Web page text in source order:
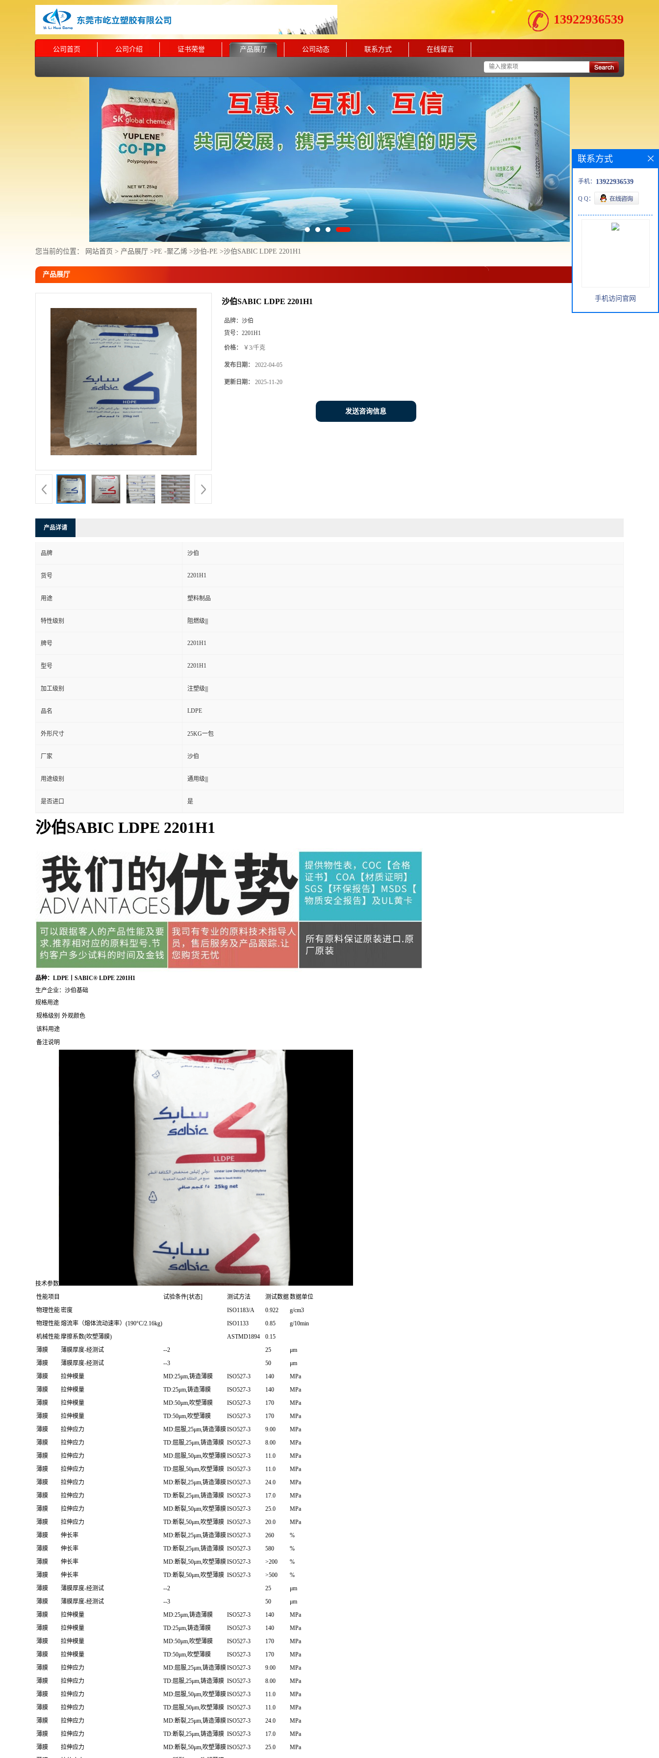
13922936539
公司首页 公司介绍 证书荣誉 产品展厅 公司动态 联系方式 在线留言
您当前的位置： 网站首页 > 产品展厅 >PE -聚乙烯 >沙伯-PE >沙伯SABIC LDPE 2201H1
产品展厅
沙伯SABIC LDPE 2201H1
品牌： 沙伯
货号： 2201H1
价格： ￥3/千克
发布日期： 2022-04-05
更新日期： 2025-11-20
发送咨询信息
产品详请
品牌 沙伯
货号 2201H1
用途 塑料制品
特性级别 阻燃级|||
牌号 2201H1
型号 2201H1
加工级别 注塑级|||
品名 LDPE
外形尺寸 25KG一包
厂家 沙伯
用途级别 通用级|||
是否进口 是
沙伯SABIC LDPE 2201H1
品种：LDPE丨SABIC® LDPE 2201H1
生产企业：沙伯基础
规格用途
规格级别 外观颜色
该料用途
备注说明
技术参数
性能项目
试验条件[状态] 测试方法 测试数据数据单位
物理性能密度 ISO1183/A 0.922
g/cm3
物理性能熔流率（熔体流动速率）(190°C/2.16kg) ISO1133 0.85
g/10min
机械性能摩擦系数(吹塑薄膜) ASTMD1894
0.15
薄膜
薄膜厚度-经测试 --2 25
μm
薄膜
薄膜厚度-经测试 --3 50
μm
薄膜
拉伸模量 MD:25μm,铸造薄膜 ISO527-3 140
MPa
薄膜
拉伸模量 TD:25μm,铸造薄膜 ISO527-3 140
MPa
薄膜
拉伸模量 MD:50μm,吹塑薄膜 ISO527-3 170
MPa
薄膜
拉伸模量 TD:50μm,吹塑薄膜 ISO527-3 170
MPa
薄膜
拉伸应力 MD:屈服,25μm,铸造薄膜ISO527-3 9.00
MPa
薄膜
拉伸应力 TD:屈服,25μm,铸造薄膜 ISO527-3 8.00
MPa
薄膜
拉伸应力 MD:屈服,50μm,吹塑薄膜ISO527-3 11.0
MPa
薄膜
拉伸应力 TD:屈服,50μm,吹塑薄膜 ISO527-3 11.0
MPa
薄膜
拉伸应力 MD:断裂,25μm,铸造薄膜ISO527-3 24.0
MPa
薄膜
拉伸应力 TD:断裂,25μm,铸造薄膜 ISO527-3 17.0
MPa
薄膜
拉伸应力 MD:断裂,50μm,吹塑薄膜ISO527-3 25.0
MPa
薄膜
拉伸应力 TD:断裂,50μm,吹塑薄膜 ISO527-3 20.0
MPa
薄膜
伸长率 MD:断裂,25μm,铸造薄膜ISO527-3 260
%
薄膜
伸长率 TD:断裂,25μm,铸造薄膜 ISO527-3 580
%
薄膜
伸长率 MD:断裂,50μm,吹塑薄膜ISO527-3 >200
%
薄膜
伸长率 TD:断裂,50μm,吹塑薄膜 ISO527-3 >500
%
薄膜
薄膜厚度-经测试 --2 25
μm
薄膜
薄膜厚度-经测试 --3 50
μm
薄膜
拉伸模量 MD:25μm,铸造薄膜 ISO527-3 140
MPa
薄膜
拉伸模量 TD:25μm,铸造薄膜 ISO527-3 140
MPa
薄膜
拉伸模量 MD:50μm,吹塑薄膜 ISO527-3 170
MPa
薄膜
拉伸模量 TD:50μm,吹塑薄膜 ISO527-3 170
MPa
薄膜
拉伸应力 MD:屈服,25μm,铸造薄膜ISO527-3 9.00
MPa
薄膜
拉伸应力 TD:屈服,25μm,铸造薄膜 ISO527-3 8.00
MPa
薄膜
拉伸应力 MD:屈服,50μm,吹塑薄膜ISO527-3 11.0
MPa
薄膜
拉伸应力 TD:屈服,50μm,吹塑薄膜 ISO527-3 11.0
MPa
薄膜
拉伸应力 MD:断裂,25μm,铸造薄膜ISO527-3 24.0
MPa
薄膜
拉伸应力 TD:断裂,25μm,铸造薄膜 ISO527-3 17.0
MPa
薄膜
拉伸应力 MD:断裂,50μm,吹塑薄膜ISO527-3 25.0
MPa
联系方式
手机： 13922936539
Q Q：
手机访问官网